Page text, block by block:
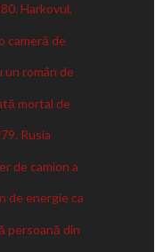
Harkovul,
cameră de
român de
mortal de
Rusia
de camion a
de energie ca
persoană din